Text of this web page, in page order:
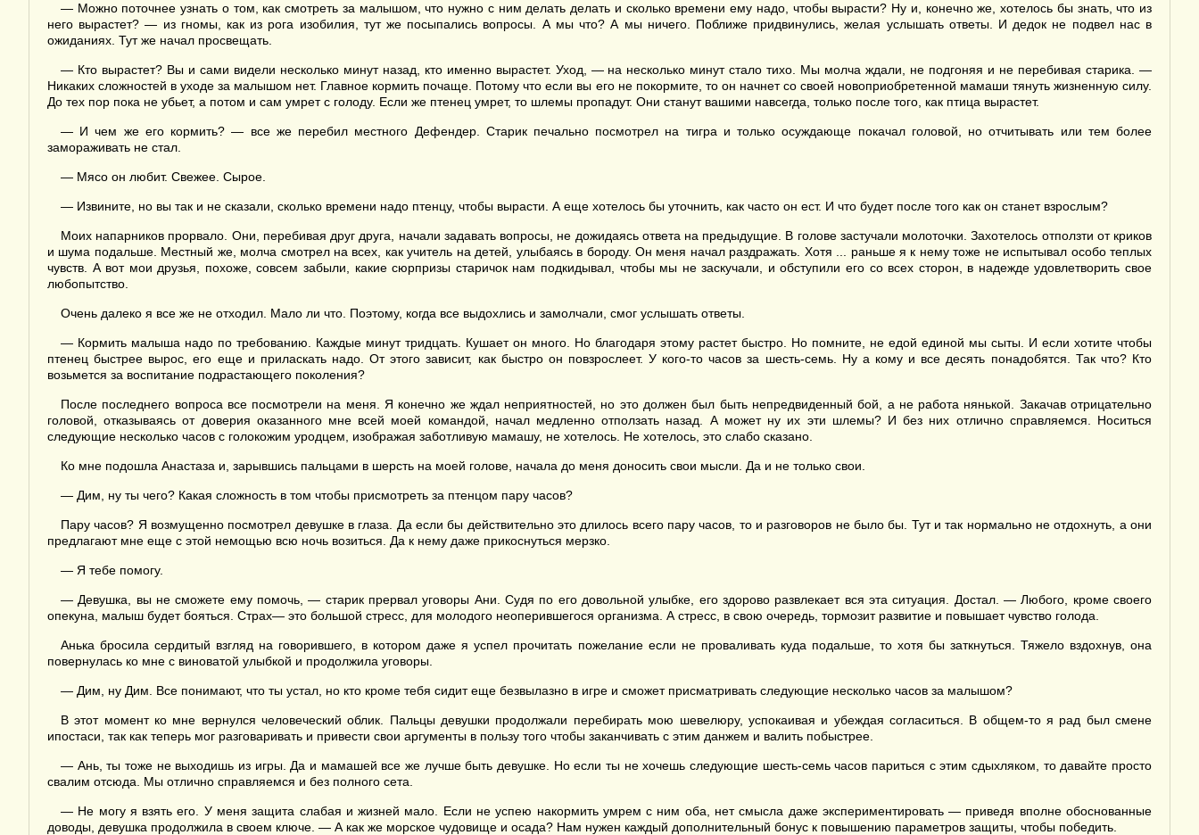
— Можно поточнее узнать о том, как смотреть за малышом, что нужно с ним делать делать и сколько времени ему надо, чтобы вырасти? Ну и, конечно же, хотелось бы знать, что из
него вырастет? — из гномы, как из рога изобилия, тут же посыпались вопросы. А мы что? А мы ничего. Поближе придвинулись, желая услышать ответы. И дедок не подвел нас в
ожиданиях. Тут же начал просвещать.
— Кто вырастет? Вы и сами видели несколько минут назад, кто именно вырастет. Уход, — на несколько минут стало тихо. Мы молча ждали, не подгоняя и не перебивая старика. —
Никаких сложностей в уходе за малышом нет. Главное кормить почаще. Потому что если вы его не покормите, то он начнет со своей новоприобретенной мамаши тянуть жизненную силу.
До тех пор пока не убьет, а потом и сам умрет с голоду. Если же птенец умрет, то шлемы пропадут. Они станут вашими навсегда, только после того, как птица вырастет.
— И чем же его кормить? — все же перебил местного Дефендер. Старик печально посмотрел на тигра и только осуждающе покачал головой, но отчитывать или тем более
замораживать не стал.
— Мясо он любит. Свежее. Сырое.
— Извините, но вы так и не сказали, сколько времени надо птенцу, чтобы вырасти. А еще хотелось бы уточнить, как часто он ест. И что будет после того как он станет взрослым?
Моих напарников прорвало. Они, перебивая друг друга, начали задавать вопросы, не дожидаясь ответа на предыдущие. В голове застучали молоточки. Захотелось отползти от криков
и шума подальше. Местный же, молча смотрел на всех, как учитель на детей, улыбаясь в бороду. Он меня начал раздражать. Хотя ... раньше я к нему тоже не испытывал особо теплых
чувств. А вот мои друзья, похоже, совсем забыли, какие сюрпризы старичок нам подкидывал, чтобы мы не заскучали, и обступили его со всех сторон, в надежде удовлетворить свое
любопытство.
Очень далеко я все же не отходил. Мало ли что. Поэтому, когда все выдохлись и замолчали, смог услышать ответы.
— Кормить малыша надо по требованию. Каждые минут тридцать. Кушает он много. Но благодаря этому растет быстро. Но помните, не едой единой мы сыты. И если хотите чтобы
птенец быстрее вырос, его еще и приласкать надо. От этого зависит, как быстро он повзрослеет. У кого-то часов за шесть-семь. Ну а кому и все десять понадобятся. Так что? Кто
возьмется за воспитание подрастающего поколения?
После последнего вопроса все посмотрели на меня. Я конечно же ждал неприятностей, но это должен был быть непредвиденный бой, а не работа нянькой. Закачав отрицательно
головой, отказываясь от доверия оказанного мне всей моей командой, начал медленно отползать назад. А может ну их эти шлемы? И без них отлично справляемся. Носиться
следующие несколько часов с голокожим уродцем, изображая заботливую мамашу, не хотелось. Не хотелось, это слабо сказано.
Ко мне подошла Анастаза и, зарывшись пальцами в шерсть на моей голове, начала до меня доносить свои мысли. Да и не только свои.
— Дим, ну ты чего? Какая сложность в том чтобы присмотреть за птенцом пару часов?
Пару часов? Я возмущенно посмотрел девушке в глаза. Да если бы действительно это длилось всего пару часов, то и разговоров не было бы. Тут и так нормально не отдохнуть, а они
предлагают мне еще с этой немощью всю ночь возиться. Да к нему даже прикоснуться мерзко.
— Я тебе помогу.
— Девушка, вы не сможете ему помочь, — старик прервал уговоры Ани. Судя по его довольной улыбке, его здорово развлекает вся эта ситуация. Достал. — Любого, кроме своего
опекуна, малыш будет бояться. Страх— это большой стресс, для молодого неоперившегося организма. А стресс, в свою очередь, тормозит развитие и повышает чувство голода.
Анька бросила сердитый взгляд на говорившего, в котором даже я успел прочитать пожелание если не проваливать куда подальше, то хотя бы заткнуться. Тяжело вздохнув, она
повернулась ко мне с виноватой улыбкой и продолжила уговоры.
— Дим, ну Дим. Все понимают, что ты устал, но кто кроме тебя сидит еще безвылазно в игре и сможет присматривать следующие несколько часов за малышом?
В этот момент ко мне вернулся человеческий облик. Пальцы девушки продолжали перебирать мою шевелюру, успокаивая и убеждая согласиться. В общем-то я рад был смене
ипостаси, так как теперь мог разговаривать и привести свои аргументы в пользу того чтобы заканчивать с этим данжем и валить побыстрее.
— Ань, ты тоже не выходишь из игры. Да и мамашей все же лучше быть девушке. Но если ты не хочешь следующие шесть-семь часов париться с этим сдыхляком, то давайте просто
свалим отсюда. Мы отлично справляемся и без полного сета.
— Не могу я взять его. У меня защита слабая и жизней мало. Если не успею накормить умрем с ним оба, нет смысла даже экспериментировать — приведя вполне обоснованные
доводы, девушка продолжила в своем ключе. — А как же морское чудовище и осада? Нам нужен каждый дополнительный бонус к повышению параметров защиты, чтобы победить.